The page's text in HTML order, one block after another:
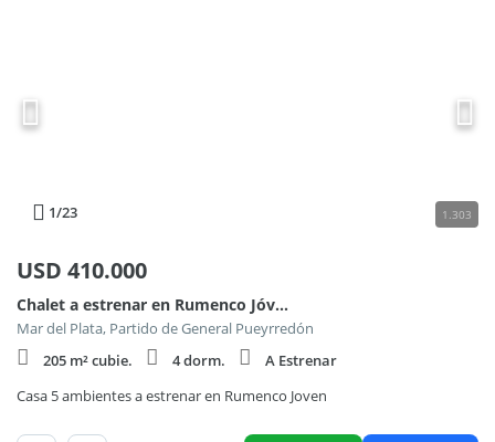
1/23 1.303
USD 410.000
Chalet a estrenar en Rumenco Jóven
Mar del Plata, Partido de General Pueyrredón
205 m² cubie.
4 dorm.
A Estrenar
Casa 5 ambientes a estrenar en Rumenco Joven